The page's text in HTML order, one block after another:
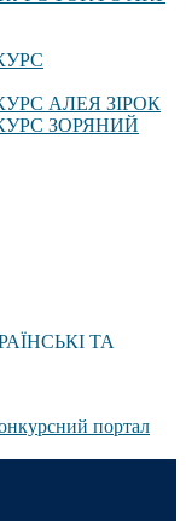
АЛЕЯ ЗІРОК
ЗОРЯНИЙ
ТА
портал